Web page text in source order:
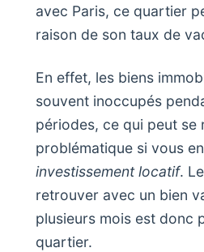
avec Paris, ce quartier
raison de son taux de
En effet, les biens
souvent inoccupés
périodes, ce qui peut se
problématique si vous
investissement locatif.
retrouver avec un bien
plusieurs mois est donc
quartier.